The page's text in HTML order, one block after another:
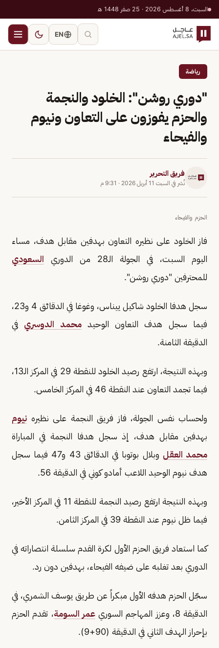
السبت، 8 أغسطس 2026 · 25 صفر 1448 هـ
EN
رياضة
"دوري روشن": الخلود والنجمة
والحزم يفوزون على التعاون ونيوم
والفيحاء
فريق التحرير
نُشر في السبت 11 أبريل 2026 · 9:31 م
الحزم والفيحاء
فاز الخلود على نظيره التعاون بهدفين مقابل هدف، مساء
اليوم السبت، في الجولة الـ28 من الدوري
السعودي
للمحترفين "دوري روشن".
سجل هدفا الخلود شاكيل ييناس، وغوغا في الدقائق 4 و23،
فيما سجل هدف التعاون الوحيدمحمد الدوسري في
الدقيقة الثامنة.
وبهذه النتيجة، ارتفع رصيد الخلود للنقطة 29 في المركز الـ13،
فيما تجمد التعاون عند النقطة 46 في المركز الخامس.
ولحساب نفس الجولة، فاز فريق النجمة على نظيره نيوم
بهدفين مقابل هدف، إذ سجل هدفا النجمة في المباراة
محمد العقل
وبلال بوتوبا في الدقائق 43 و47 فيما سجل
هدف نيوم الوحيد اللاعب أمادو كوني في الدقيقة 56.
وبهذه النتيجة ارتفع رصيد النجمة للنقطة 11 في المركز الأخير،
فيما ظل نيوم عند النقطة 39 في المركز الثامن.
كما استعاد فريق الحزم الأول لكرة القدم سلسلة انتصاراته في
الدوري بعد تغلبه على ضيفه الفيحاء، بهدفين دون رد.
سجّل الحزم هدفه الأول مبكراً عن طريق يوسف الشمري، في
الدقيقة 8، وعزز المهاجم السوري
عمر السومة، تقدم الحزم
بإحراز الهدف الثاني في الدقيقة (90+9).